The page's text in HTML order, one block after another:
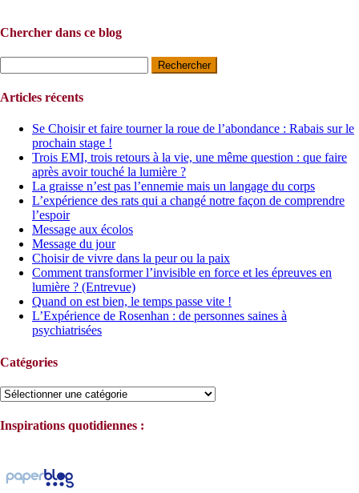
Chercher dans ce blog
Articles récents
Se Choisir et faire tourner la roue de l’abondance : Rabais sur le
prochain stage !
Trois EMI, trois retours à la vie, une même question : que faire
après avoir touché la lumière ?
La graisse n’est pas l’ennemie mais un langage du corps
L’expérience des rats qui a changé notre façon de comprendre
l’espoir
Message aux écolos
Message du jour
Choisir de vivre dans la peur ou la paix
Comment transformer l’invisible en force et les épreuves en
lumière ? (Entrevue)
Quand on est bien, le temps passe vite !
L’Expérience de Rosenhan : de personnes saines à
psychiatrisées
Catégories
Catégories
Inspirations quotidiennes :